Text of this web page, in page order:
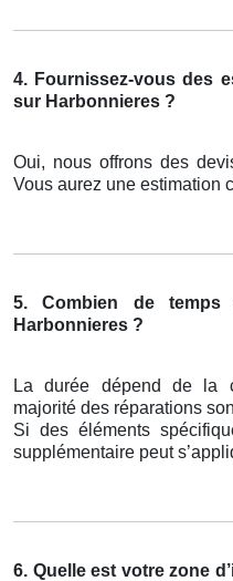
4. Fournissez-vous des
sur Harbonnieres ?
Oui, nous offrons des
Vous aurez une estimation
5. Combien de temps
Harbonnieres ?
La durée dépend de la
majorité des réparations
Si des éléments
supplémentaire peut
6. Quelle est votre zone